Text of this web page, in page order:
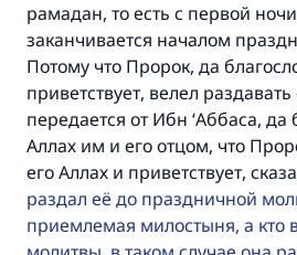
рамадан, то есть с первой
заканчивается началом
Потому что Пророк, да
приветствует, велел
передается от Ибн ‘Аббаса, да
Аллах им и его отцом, что
его Аллах и приветствует,
раздал её до праздничной
приемлемая милостыня, а кто